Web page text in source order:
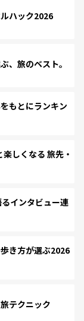
ハック2026
、旅のベスト。
もとにランキン
しくなる 旅先・
インタビュー連
き方が選ぶ2026
テクニック